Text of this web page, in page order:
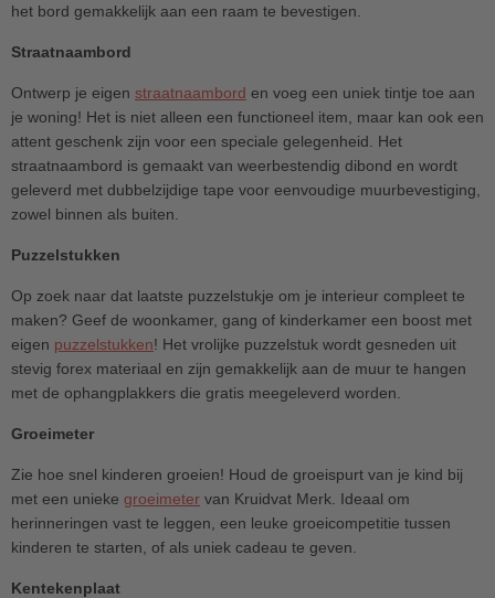
het bord gemakkelijk aan een raam te bevestigen.
Straatnaambord
Ontwerp je eigen straatnaambord en voeg een uniek tintje toe aan
je woning! Het is niet alleen een functioneel item, maar kan ook een
attent geschenk zijn voor een speciale gelegenheid. Het
straatnaambord is gemaakt van weerbestendig dibond en wordt
geleverd met dubbelzijdige tape voor eenvoudige muurbevestiging,
zowel binnen als buiten.
Puzzelstukken
Op zoek naar dat laatste puzzelstukje om je interieur compleet te
maken? Geef de woonkamer, gang of kinderkamer een boost met
eigen puzzelstukken! Het vrolijke puzzelstuk wordt gesneden uit
stevig forex materiaal en zijn gemakkelijk aan de muur te hangen
met de ophangplakkers die gratis meegeleverd worden.
Groeimeter
Zie hoe snel kinderen groeien! Houd de groeispurt van je kind bij
met een unieke groeimeter van Kruidvat Merk. Ideaal om
herinneringen vast te leggen, een leuke groeicompetitie tussen
kinderen te starten, of als uniek cadeau te geven.
Kentekenplaat